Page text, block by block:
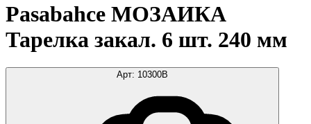
Pasabahce МОЗАИКА
Тарелка закал. 6 шт. 240 мм
Арт: 10300B